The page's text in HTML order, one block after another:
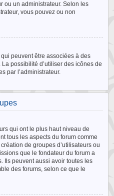
ou un administrateur. Selon les
vous pouvez ou non
peuvent être associées à des
possibilité d’utiliser des icônes de
par l’administrateur.
qui ont le plus haut niveau de
tous les aspects du forum comme
de groupes d’utilisateurs ou
que le fondateur du forum a
Ils peuvent aussi avoir toutes les
des forums, selon ce que le